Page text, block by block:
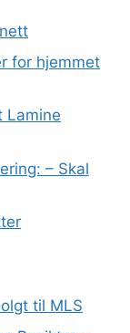
for hjemmet
Lamine
– Skal
til MLS